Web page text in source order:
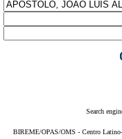
Search
BIREME/OPAS/OMS - Centro Latino-